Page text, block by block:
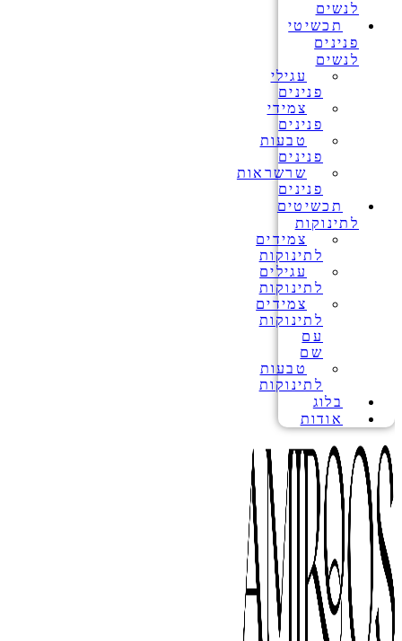
לנשים
תכשיטי
פנינים
לנשים
עגילי
פנינים
צמידי
פנינים
טבעות
פנינים
שרשראות
פנינים
תכשיטים
לתינוקות
צמידים
לתינוקות
עגילים
לתינוקות
צמידים
לתינוקות
עם
שם
טבעות
לתינוקות
בלוג
אודות